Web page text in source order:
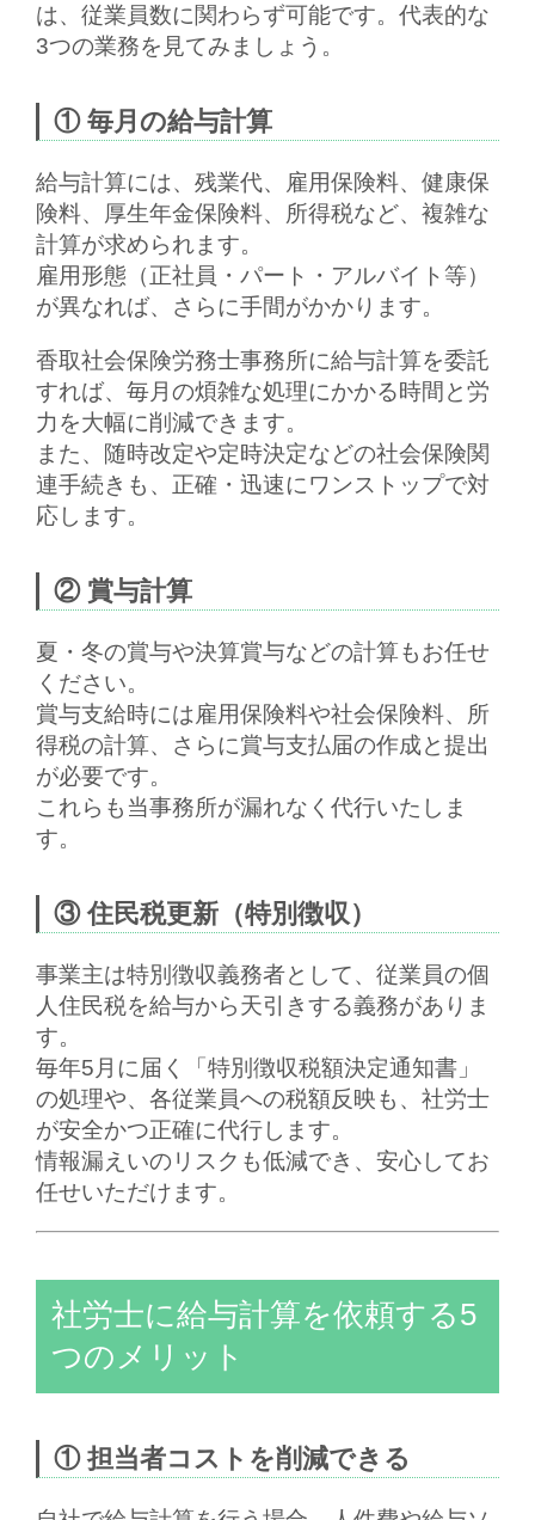
は、従業員数に関わらず可能です。代表的な
3つの業務を見てみましょう。
① 毎月の給与計算
給与計算には、残業代、雇用保険料、健康保
険料、厚生年金保険料、所得税など、複雑な
計算が求められます。
雇用形態（正社員・パート・アルバイト等）
が異なれば、さらに手間がかかります。
香取社会保険労務士事務所に給与計算を委託
すれば、毎月の煩雑な処理にかかる時間と労
力を大幅に削減できます。
また、随時改定や定時決定などの社会保険関
連手続きも、 正確・迅速にワンストップで対
応します。
② 賞与計算
夏・冬の賞与や決算賞与などの計算もお任せ
ください。
賞与支給時には雇用保険料や社会保険料、所
得税の計算、さらに賞与支払届の作成と提出
が必要です。
これらも当事務所が漏れなく代行いたしま
す。
③ 住民税更新（特別徴収）
事業主は特別徴収義務者として、従業員の個
人住民税を給与から天引きする義務がありま
す。
毎年5月に届く「特別徴収税額決定通知書」
の処理や、各従業員への税額反映も、社労士
が安全かつ正確に代行します。
情報漏えいのリスクも低減でき、安心してお
任せいただけます。
社労士に給与計算を依頼する5
つのメリット
① 担当者コストを削減できる